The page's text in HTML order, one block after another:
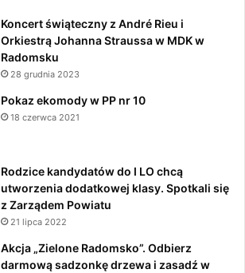
Koncert świąteczny z André Rieu i
Orkiestrą Johanna Straussa w MDK w
Radomsku
28 grudnia 2023
Pokaz ekomody w PP nr 10
18 czerwca 2021
Rodzice kandydatów do I LO chcą
utworzenia dodatkowej klasy. Spotkali się
z Zarządem Powiatu
21 lipca 2022
Akcja „Zielone Radomsko”. Odbierz
darmową sadzonkę drzewa i zasadź w